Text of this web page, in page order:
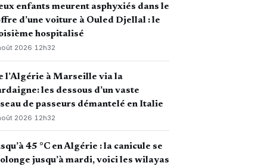
enfants meurent asphyxiés dans le
d’une voiture à Ouled Djellal : le
hospitalisé
2026·12h32
l’Algérie à Marseille via la
les dessous d’un vaste
de passeurs démantelé en Italie
2026· 12h32
45 °C en Algérie : la canicule se
jusqu’à mardi, voici les wilayas